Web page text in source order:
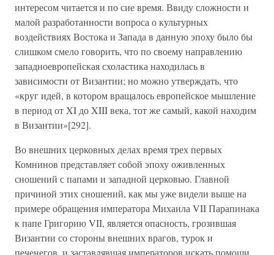
интересом читается и по сие время. Ввиду сложности и
малой разработанности вопроса о культурных
воздействиях Востока и Запада в данную эпоху было бы
слишком смело говорить, что по своему направлению
западноевропейская схоластика находилась в
зависимости от Византии; но можно утверждать, что
«круг идей, в котором вращалось европейское мышление
в период от XI до XIII века, тот же самый, какой находим
в Византии»[292].
Во внешних церковных делах время трех первых
Комнинов представляет собой эпоху оживленных
сношений с папами и западной церковью. Главной
причиной этих сношений, как мы уже видели выше на
примере обращения императора Михаила VII Парапинака
к папе Григорию VII, является опасность, грозившая
Византии со стороны внешних врагов, турок и
печенегов, и заставлявшая императоров искать помощи